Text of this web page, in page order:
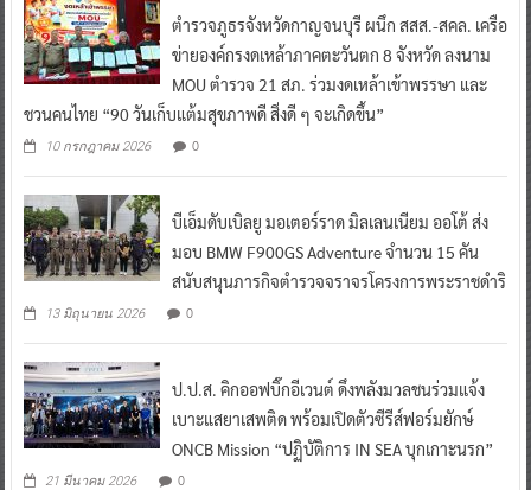
ตำรวจภูธรจังหวัดกาญจนบุรี ผนึก สสส.-สคล. เครือ
ข่ายองค์กรงดเหล้าภาคตะวันตก 8 จังหวัด ลงนาม
MOU ตำรวจ 21 สภ. ร่วมงดเหล้าเข้าพรรษา และ
ชวนคนไทย “90 วันเก็บแต้มสุขภาพดี สิ่งดี ๆ จะเกิดขึ้น”
10 กรกฎาคม 2026 0
บีเอ็มดับเบิลยู มอเตอร์ราด มิลเลนเนียม ออโต้ ส่ง
มอบ BMW F900GS Adventure จำนวน 15 คัน
สนับสนุนภารกิจตำรวจจราจรโครงการพระราชดำริ
13 มิถุนายน 2026 0
ป.ป.ส. คิกออฟบิ๊กอีเวนต์ ดึงพลังมวลชนร่วมแจ้ง
เบาะแสยาเสพติด พร้อมเปิดตัวซีรีส์ฟอร์มยักษ์
ONCB Mission “ปฏิบัติการ IN SEA บุกเกาะนรก”
21 มีนาคม 2026 0